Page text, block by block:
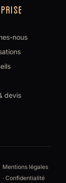
nous
devis
Mentions légales
·Confidentialité